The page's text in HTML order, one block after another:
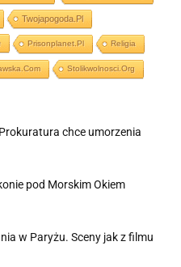
Twojapogoda.pl
Prisonplanet.pl Religia
Stolikwolnosci.org
chce umorzenia
pod Morskim Okiem
w Paryżu. Sceny jak z filmu